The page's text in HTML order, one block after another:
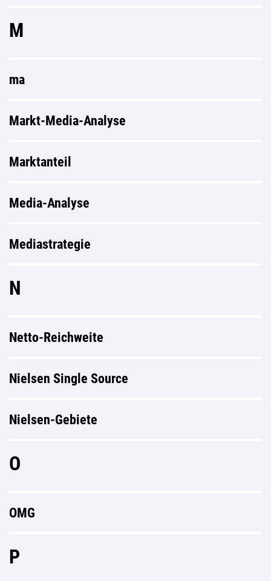
M
ma
Markt-Media-Analyse
Marktanteil
Media-Analyse
Mediastrategie
N
Netto-Reichweite
Nielsen Single Source
Nielsen-Gebiete
O
OMG
P